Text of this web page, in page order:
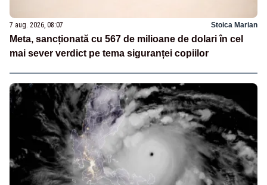
7 aug. 2026, 08:07 Stoica Marian
Meta, sancționată cu 567 de milioane de dolari în cel
mai sever verdict pe tema siguranței copiilor